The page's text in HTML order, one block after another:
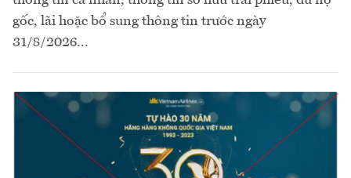
gốc, lãi hoặc bổ sung thông tin trước ngày
31/8/2026...